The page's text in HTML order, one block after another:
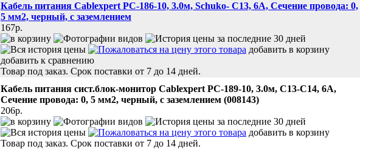
Кабель питания Cablexpert PC-186-10, 3.0м, Schuko- C13, 6А, Сечение провода: 0,
5 мм2, черный, с заземлением
167p.
добавить в корзину
добавить к сравнению
Товар под заказ. Срок поставки от 7 до 14 дней.
Кабель питания сист.блок-монитор Cablexpert PC-189-10, 3.0м, C13-C14, 6А,
Сечение провода: 0, 5 мм2, черный, с заземлением (008143)
206p.
добавить в корзину
Товар под заказ. Срок поставки от 7 до 14 дней.